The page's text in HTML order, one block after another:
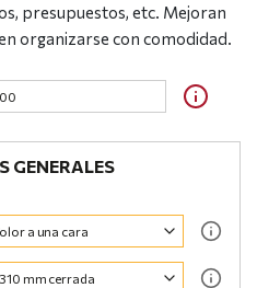
presupuestos, etc. Mejoran
organizarse con comodidad.
GENERALES